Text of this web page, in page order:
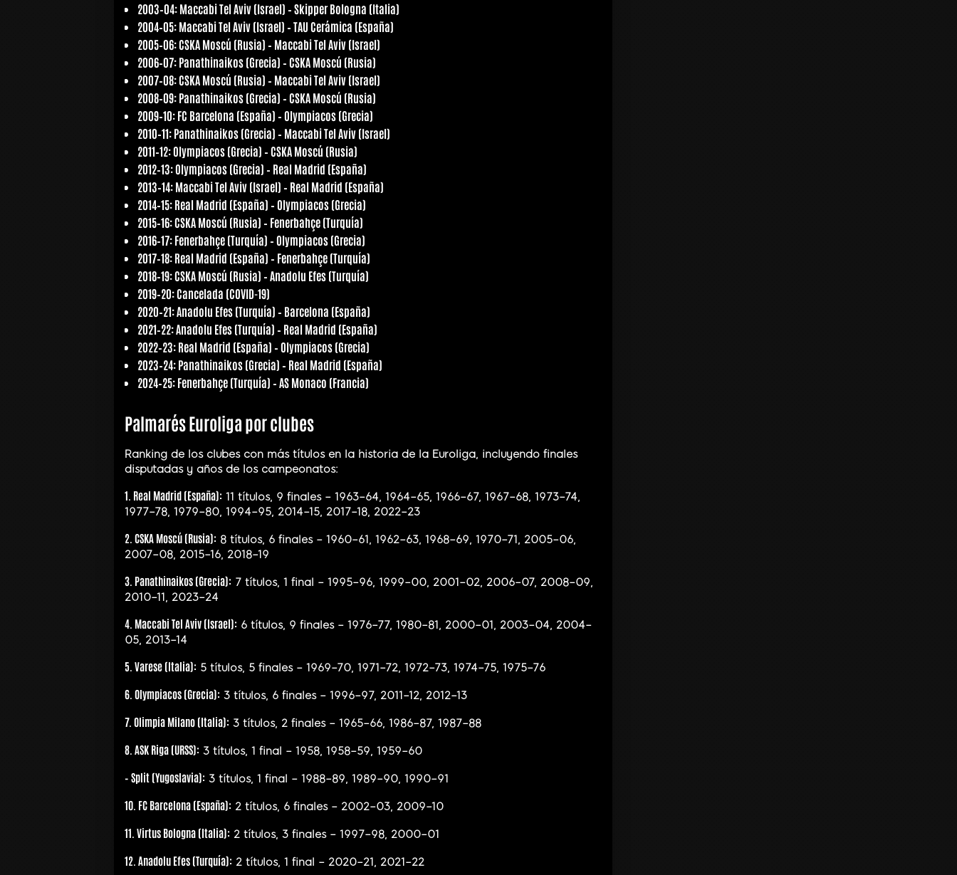
2003–04:Maccabi Tel Aviv (Israel) – Skipper Bologna (Italia)
2004–05:Maccabi Tel Aviv (Israel) – TAU Cerámica (España)
2005–06:CSKA Moscú (Rusia) – Maccabi Tel Aviv (Israel)
2006–07:Panathinaikos (Grecia) – CSKA Moscú (Rusia)
2007–08:CSKA Moscú (Rusia) – Maccabi Tel Aviv (Israel)
2008–09:Panathinaikos (Grecia) – CSKA Moscú (Rusia)
2009–10:FC Barcelona (España) – Olympiacos (Grecia)
2010–11:Panathinaikos (Grecia) – Maccabi Tel Aviv (Israel)
2011–12:Olympiacos (Grecia) – CSKA Moscú (Rusia)
2012–13:Olympiacos (Grecia) – Real Madrid (España)
2013–14:Maccabi Tel Aviv (Israel) – Real Madrid (España)
2014–15:Real Madrid (España) – Olympiacos (Grecia)
2015–16:CSKA Moscú (Rusia) – Fenerbahçe (Turquía)
2016–17:Fenerbahçe (Turquía) – Olympiacos (Grecia)
2017–18:Real Madrid (España) – Fenerbahçe (Turquía)
2018–19:CSKA Moscú (Rusia) – Anadolu Efes (Turquía)
2019–20:Cancelada (COVID-19)
2020–21:Anadolu Efes (Turquía) – Barcelona (España)
2021–22:Anadolu Efes (Turquía) – Real Madrid (España)
2022–23:Real Madrid (España) – Olympiacos (Grecia)
2023–24:Panathinaikos (Grecia) – Real Madrid (España)
2024–25:Fenerbahçe (Turquía) – AS Monaco (Francia)
Palmarés Euroliga por clubes
Ranking de los clubes con más títulos en la historia de la Euroliga, incluyendo finales
disputadas y años de los campeonatos:
1. Real Madrid (España): 11 títulos, 9 finales – 1963–64, 1964–65, 1966–67, 1967–68, 1973–74,
1977–78, 1979–80, 1994–95, 2014–15, 2017–18, 2022–23
2. CSKA Moscú (Rusia): 8 títulos, 6 finales – 1960–61, 1962–63, 1968–69, 1970–71, 2005–06,
2007–08, 2015–16, 2018–19
3. Panathinaikos (Grecia): 7 títulos, 1 final – 1995–96, 1999–00, 2001–02, 2006–07, 2008–09,
2010–11, 2023–24
4. Maccabi Tel Aviv (Israel): 6 títulos, 9 finales – 1976–77, 1980–81, 2000–01, 2003–04, 2004–
05, 2013–14
5. Varese (Italia): 5 títulos, 5 finales – 1969–70, 1971–72, 1972–73, 1974–75, 1975–76
6. Olympiacos (Grecia): 3 títulos, 6 finales – 1996–97, 2011–12, 2012–13
7. Olimpia Milano (Italia): 3 títulos, 2 finales – 1965–66, 1986–87, 1987–88
8. ASK Riga (URSS): 3 títulos, 1 final – 1958, 1958–59, 1959–60
– Split (Yugoslavia): 3 títulos, 1 final – 1988–89, 1989–90, 1990–91
10. FC Barcelona (España): 2 títulos, 6 finales – 2002–03, 2009–10
11. Virtus Bologna (Italia): 2 títulos, 3 finales – 1997–98, 2000–01
12. Anadolu Efes (Turquía): 2 títulos, 1 final – 2020–21, 2021–22